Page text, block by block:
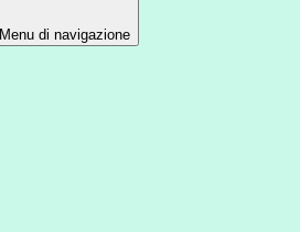
Menu di navigazione